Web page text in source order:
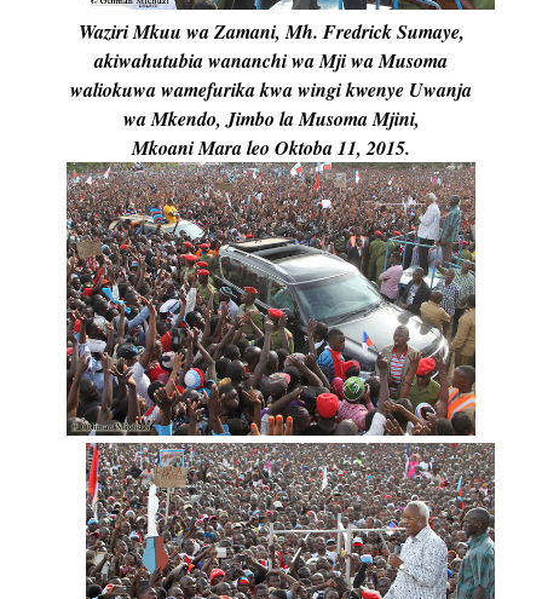
Waziri Mkuu wa Zamani, Mh. Fredrick Sumaye,
akiwahutubia wananchi wa Mji wa Musoma
waliokuwa wamefurika kwa wingi kwenye Uwanja
wa Mkendo, Jimbo la Musoma Mjini,
Mkoani Mara leo Oktoba 11, 2015.